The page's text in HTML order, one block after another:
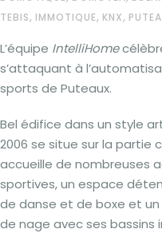
TEBIS, IMMOTIQUE, KNX,
L’équipe IntelliHome
s’attaquant à
sports de Puteaux.
Bel édifice dans un style
2006 se situe sur la partie
accueille de nombreuses
sportives, un espace
de danse et de boxe et
de nage avec ses bassins